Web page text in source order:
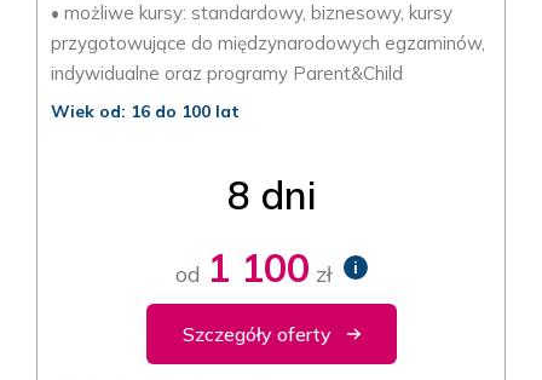
• możliwe kursy: standardowy, biznesowy, kursy
przygotowujące do międzynarodowych egzaminów,
indywidualne oraz programy Parent&Child
Wiek od: 16 do 100 lat
8 dni
od 1 100 zł i
Szczegóły oferty